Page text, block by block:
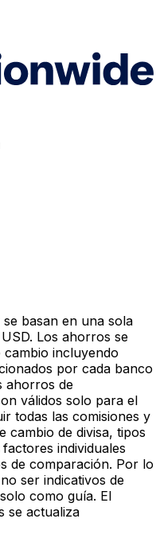
basan en una sola
Los ahorros se
incluyendo
por cada banco
ahorros de
válidos solo para el
todas las comisiones y
cambio de divisa, tipos
individuales
de comparación. Por lo
ser indicativos de
como guía. El
se actualiza